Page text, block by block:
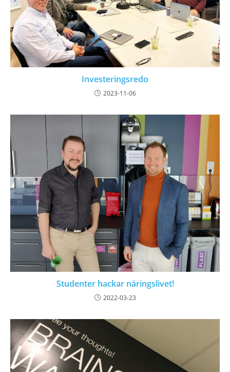
Investeringsredo
2023-11-06
Studenter hackar näringslivet!
2022-03-23